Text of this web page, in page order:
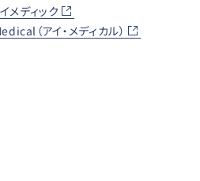
メディック
（アイ・メディカル）